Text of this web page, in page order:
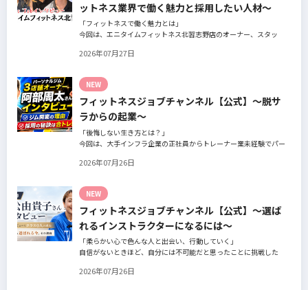
ットネス業界で働く魅力と採用したい人材～
「フィットネスで働く魅力とは」
今回は、エニタイムフィットネス北習志野店のオーナー、スタッ
についてインタビュー。オーナー様からはスタッフの採用基準、実
はそのスタッフの皆様がつくる施設やフィットネスについての魅力
を語っていただきました。
2026年07月27日
NEW
フィットネスジョブチャンネル【公式】～脱サ
ラからの起業～
「後悔しない生き方とは？」
今回は、大手インフラ企業の正社員からトレーナー業未経験でパー
の阿部周大さんへインタビュー。
2026年07月26日
NEW
フィットネスジョブチャンネル【公式】～選ば
れるインストラクターになるには～
「柔らかい心で色んな人と出会い、行動していく」
自信がないときほど、自分には不可能だと思ったことに挑戦した
そんな風に自分だけでは思いつかないことを行動に移してきた結果
2026年07月26日